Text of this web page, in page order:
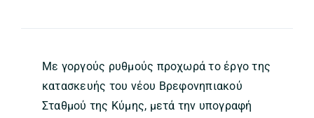
Με γοργούς ρυθμούς προχωρά το έργο της
κατασκευής του νέου Βρεφονηπιακού
Σταθμού της Κύμης, μετά την υπογραφή